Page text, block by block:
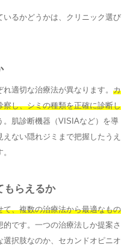
るかどうかは、クリニック選び
適切な治療法が異なります。 カ
し、シミの種類を正確に診断し
。肌診断機器（VISIAなど）を導
ない隠れジミまで把握したうえ
もらえるか
、複数の治療法から最適なもの
的です。一つの治療法しか提案さ
択肢なのか、セカンドオピニオ